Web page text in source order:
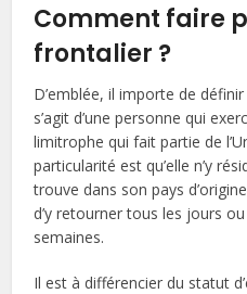
Comment faire
frontalier ?
D’emblée, il importe de
s’agit d’une personne qui
limitrophe qui fait partie de
particularité est qu’elle n’y
trouve dans son pays
d’y retourner tous les jours
semaines.
Il est à différencier du statut